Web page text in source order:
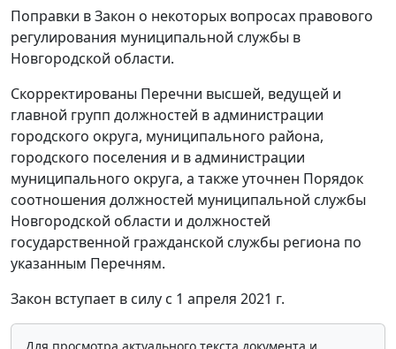
Поправки в Закон о некоторых вопросах правового
регулирования муниципальной службы в
Новгородской области.
Скорректированы Перечни высшей, ведущей и
главной групп должностей в администрации
городского округа, муниципального района,
городского поселения и в администрации
муниципального округа, а также уточнен Порядок
соотношения должностей муниципальной службы
Новгородской области и должностей
государственной гражданской службы региона по
указанным Перечням.
Закон вступает в силу с 1 апреля 2021 г.
Для просмотра актуального текста документа и